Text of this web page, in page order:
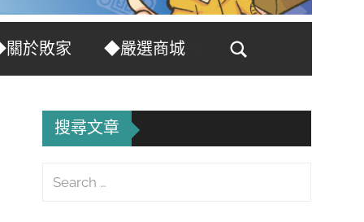
於敗家
◆嚴選商城
Search
搜尋文章
Search